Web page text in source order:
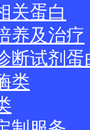
关蛋白
养及治疗
断试剂蛋
类